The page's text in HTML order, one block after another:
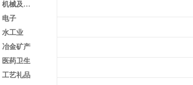
机械及行业设备
电子
水工业
冶金矿产
医药卫生
工艺礼品